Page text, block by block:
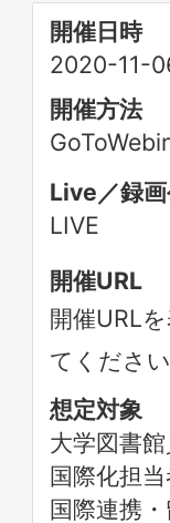
開催日時
2020-11-
開催方法
Live／録
LIVE
開催URL
開催URL
てください
想定対象
大学図書館
国際化担
国際連携